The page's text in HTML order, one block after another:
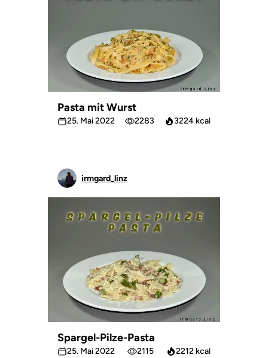
Pasta mit Wurst
25. Mai 2022 2283 3224 kcal
irmgard_linz
Spargel-Pilze-Pasta
25. Mai 2022 2115 2212 kcal